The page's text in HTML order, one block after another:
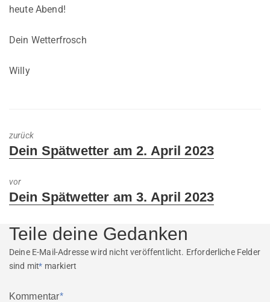
heute Abend!
Dein Wetterfrosch
Willy
zurück
Previous
Dein Spätwetter am 2. April 2023
vor
Next
Dein Spätwetter am 3. April 2023
Teile deine Gedanken
Deine E-Mail-Adresse wird nicht veröffentlicht. Erforderliche Felder
sind mit* markiert
Kommentar*